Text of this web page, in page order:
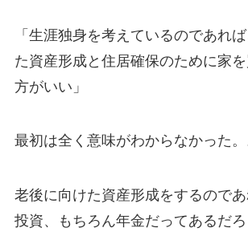
「生涯独身を考えているのであれ
た資産形成と住居確保のために家
方がいい」
最初は全く意味がわからなかった。
老後に向けた資産形成をするので
投資、もちろん年金だってあるだ